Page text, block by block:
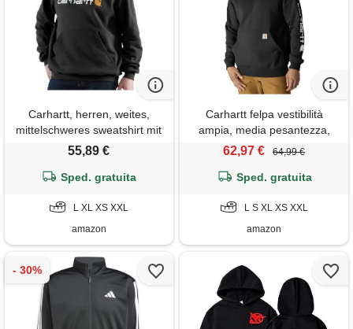
Carhartt, herren, weites,
mittelschweres sweatshirt mit
logo-grafik, schwarz, xs
55,89 €
Sped. gratuita
L XL XS XXL
amazon
Carhartt felpa vestibilità
ampia, media pesantezza,
uomo, nero, xl
62,97 € 64,99 €
Sped. gratuita
L S XL XS XXL
amazon